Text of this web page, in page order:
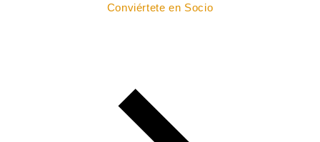
Conviértete en Socio